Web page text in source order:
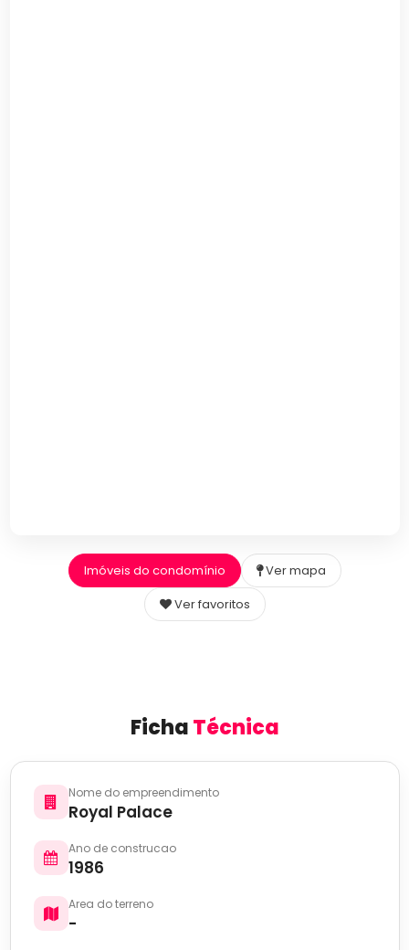
Imóveis do condomínio
Ver mapa
Ver favoritos
FichaTécnica
Nome do empreendimento
Royal Palace
Ano de construcao
1986
Area do terreno
-